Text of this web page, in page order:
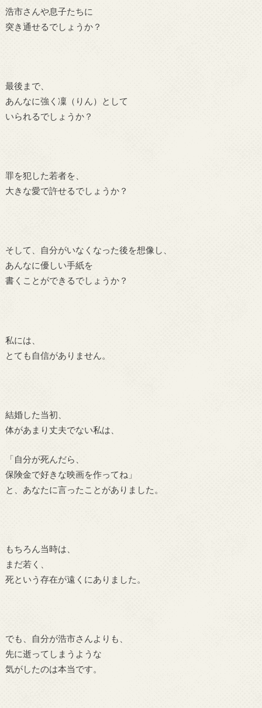
浩市さんや息子たちに
突き通せるでしょうか？
最後まで、
あんなに強く凜（りん）として
いられるでしょうか？
罪を犯した若者を、
大きな愛で許せるでしょうか？
そして、自分がいなくなった後を想像し、
あんなに優しい手紙を
書くことができるでしょうか？
私には、
とても自信がありません。
結婚した当初、
体があまり丈夫でない私は、
「自分が死んだら、
保険金で好きな映画を作ってね」
と、あなたに言ったことがありました。
もちろん当時は、
まだ若く、
死という存在が遠くにありました。
でも、自分が浩市さんよりも、
先に逝ってしまうような
気がしたのは本当です。